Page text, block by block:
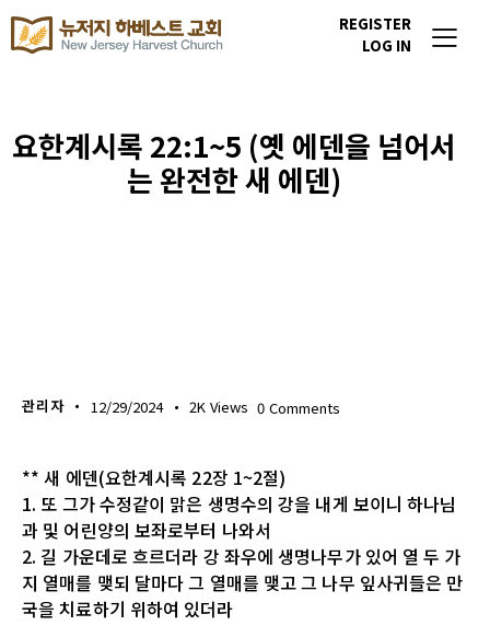
REGISTER
LOG IN
요한계시록 22:1~5 (옛 에덴을 넘어서
는 완전한 새 에덴)
관리자 12/29/2024 2K Views 0 Comments
** 새 에덴(요한계시록 22장 1~2절)
1. 또 그가 수정같이 맑은 생명수의 강을 내게 보이니 하나님
과 및 어린양의 보좌로부터 나와서
2. 길 가운데로 흐르더라 강 좌우에 생명나무가 있어 열 두 가
지 열매를 맺되 달마다 그 열매를 맺고 그 나무 잎사귀들은 만
국을 치료하기 위하여 있더라